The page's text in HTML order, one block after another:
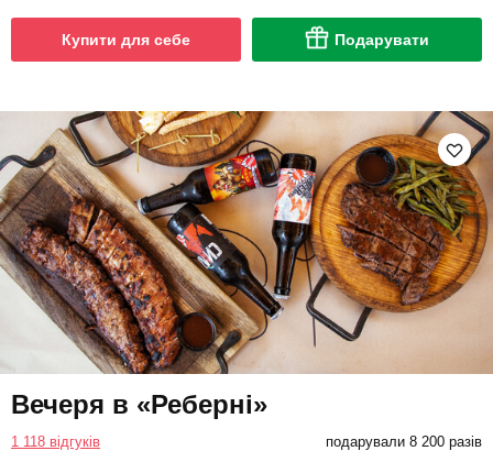
Купити для себе Подарувати
Вечеря в «Реберні»
1 118 відгуків подарували 8 200 разів